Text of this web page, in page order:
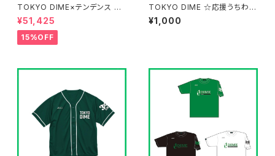
TOKYO DIME×テンデンス オ
リジナルウォッチ第2弾
¥51,425
15%OFF
TOKYO DIME ☆応援うちわ☆
2025
¥1,000